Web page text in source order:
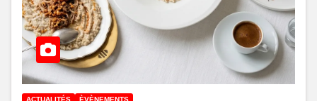
ACTUALITÉS ÈVÈNEMENTS